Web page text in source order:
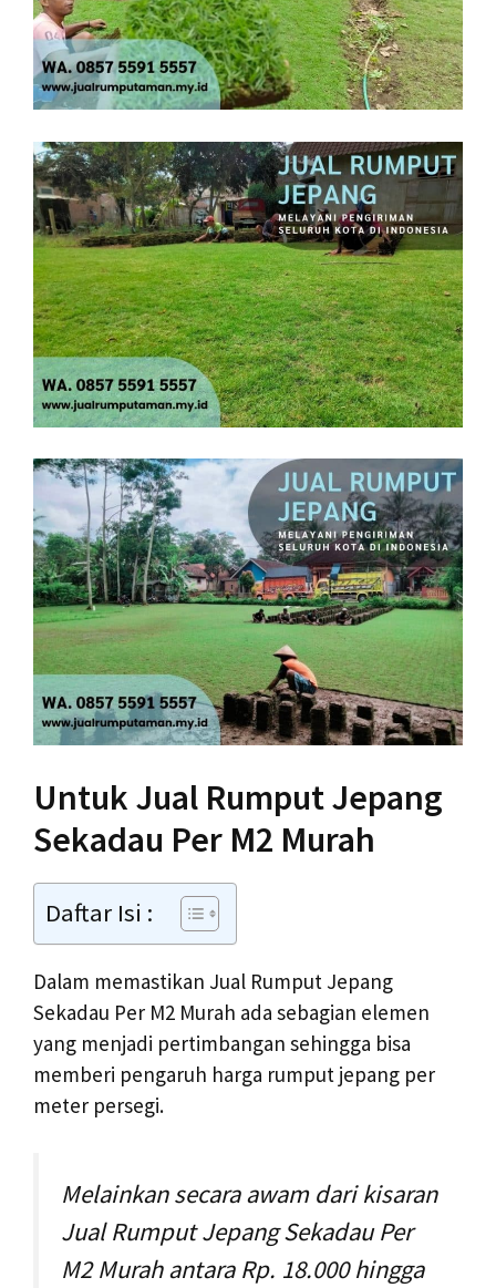
Untuk Jual Rumput Jepang
Sekadau Per M2 Murah
Daftar Isi :
Dalam memastikan Jual Rumput Jepang
Sekadau Per M2 Murah ada sebagian elemen
yang menjadi pertimbangan sehingga bisa
memberi pengaruh harga rumput jepang per
meter persegi.
Melainkan secara awam dari kisaran
Jual Rumput Jepang Sekadau Per
M2 Murah antara Rp. 18.000 hingga